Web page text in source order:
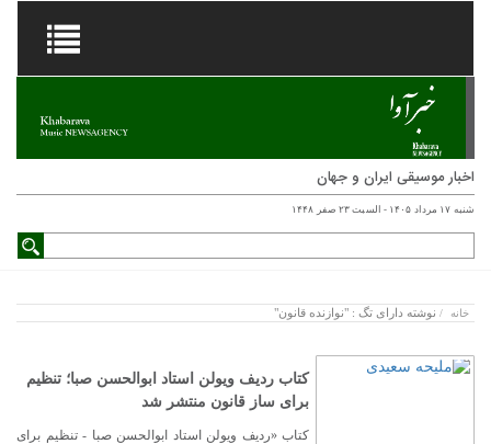
اخبار موسیقی ایران و جهان
شنبه ۱۷ مرداد ۱۴۰۵ - السبت ۲۳ صفر ۱۴۴۸
خانه /نوشته دارای تگ : "نوازنده قانون"
کتاب ردیف ویولن استاد ابوالحسن صبا؛ تنظیم
برای ساز قانون منتشر شد
کتاب «ردیف ویولن استاد ابوالحسن صبا - تنظیم برای